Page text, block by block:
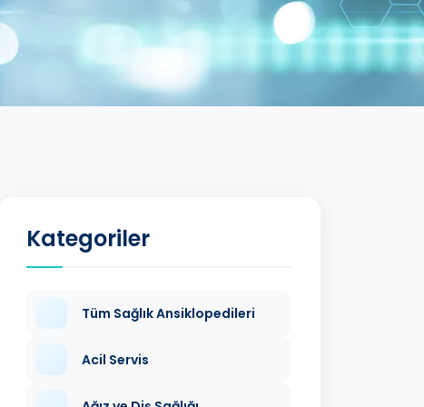
Kategoriler
Tüm Sağlık Ansiklopedileri
Acil Servis